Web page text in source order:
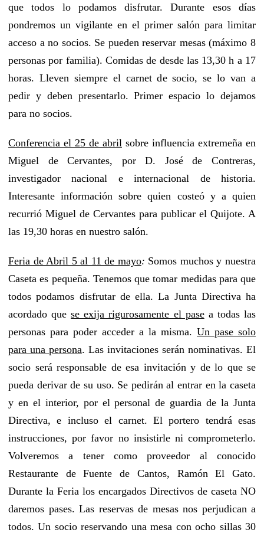
que todos lo podamos disfrutar. Durante esos días
pondremos un vigilante en el primer salón para limitar
acceso a no socios. Se pueden reservar mesas (máximo 8
personas por familia). Comidas de desde las 13,30 h a 17
horas. Lleven siempre el carnet de socio, se lo van a
pedir y deben presentarlo. Primer espacio lo dejamos
para no socios.
Conferencia el 25 de abril sobre influencia extremeña en
Miguel de Cervantes, por D. José de Contreras,
investigador nacional e internacional de historia.
Interesante información sobre quien costeó y a quien
recurrió Miguel de Cervantes para publicar el Quijote. A
las 19,30 horas en nuestro salón.
Feria de Abril 5 al 11 de mayo: Somos muchos y nuestra
Caseta es pequeña. Tenemos que tomar medidas para que
todos podamos disfrutar de ella. La Junta Directiva ha
acordado quese exija rigurosamente el pasea todas las
personas para poder acceder a la misma. Un pase solo
para una persona. Las invitaciones serán nominativas. El
socio será responsable de esa invitación y de lo que se
pueda derivar de su uso. Se pedirán al entrar en la caseta
y en el interior, por el personal de guardia de la Junta
Directiva, e incluso el carnet. El portero tendrá esas
instrucciones, por favor no insistirle ni comprometerlo.
Volveremos a tener como proveedor al conocido
Restaurante de Fuente de Cantos, Ramón El Gato.
Durante la Feria los encargados Directivos de caseta NO
daremos pases. Las reservas de mesas nos perjudican a
todos. Un socio reservando una mesa con ocho sillas 30